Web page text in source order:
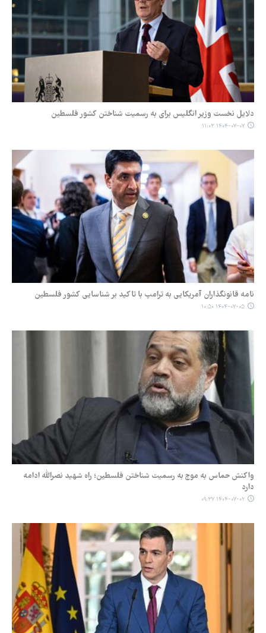
دلایل نخست وزیر انگلیس برای به رسمیت شناختن کشور فلسطین
۱۴۰۴-۰۷-۰۷ ۱۱:۰۳
نامه قانونگذاران آمریکایی به ترامپ با تاکید بر شناسایی کشور فلسطین
۱۴۰۴-۰۷-۰۵ ۱۰:۵۰
واکنش حماس به موج به رسمیت شناختن فلسطین؛ راه شهید نصرالله ادامه
دارد
۱۴۰۴-۰۷-۰۲ ۰۹:۳۷